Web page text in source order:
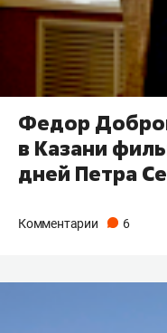
Федор
в Казани
дней Петра
Комментарии 6